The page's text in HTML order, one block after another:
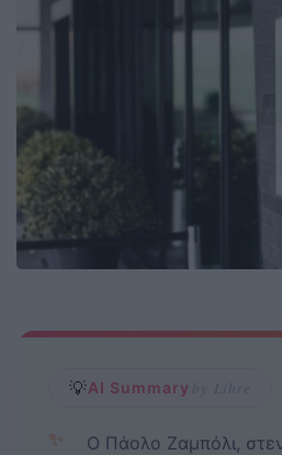
💡AI Summary by Libre
✨
Ο Πάολο Ζαμπόλι,